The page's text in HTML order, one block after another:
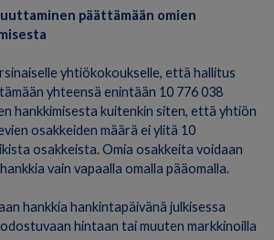
päättämään omien
yhtiökokoukselle, että hallitus
yhteensä enintään 10 776 038
hankkimisesta kuitenkin siten, että yhtiön
osakkeiden määrä ei ylitä 10
osakkeista. Omia osakkeita voidaan
vain vapaalla omalla pääomalla.
hankkia hankintapäivänä julkisessa
hintaan tai muuten markkinoilla